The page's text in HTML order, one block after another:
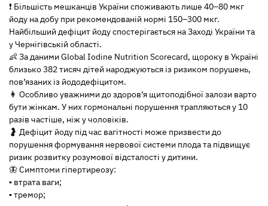
❗ Більшість мешканців України споживають лише 40–80 мкг
йоду на добу при рекомендованій нормі 150–300 мкг.
Найбільший дефіцит йоду спостерігається на Заході України та
у Чернігівській області.
👶 За даними Global Iodine Nutrition Scorecard, щороку в Україні
близько 382 тисяч дітей народжуються із ризиком порушень,
пов’язаних із йододефіцитом.
👩 Особливо уважними до здоров’я щитоподібної залози варто
бути жінкам. У них гормональні порушення трапляються у 10
разів частіше, ніж у чоловіків.
🤰 Дефіцит йоду під час вагітності може призвести до
порушення формування нервової системи плода та підвищує
ризик розвитку розумової відсталості у дитини.
🦋 Симптоми гіпертиреозу:
▪️ втрата ваги;
▪️ тремор;